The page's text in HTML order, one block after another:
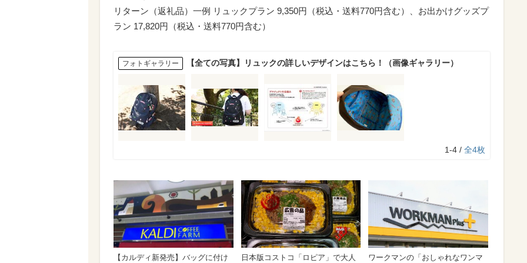
リターン（返礼品）一例 リュックプラン 9,350円（税込・送料770円含む）、お出かけグッズプ
ラン 17,820円（税込・送料770円含む）
フォトギャラリー 【全ての写真】リュックの詳しいデザインはこちら！（画像ギャラリー）
1-4 / 全4枚